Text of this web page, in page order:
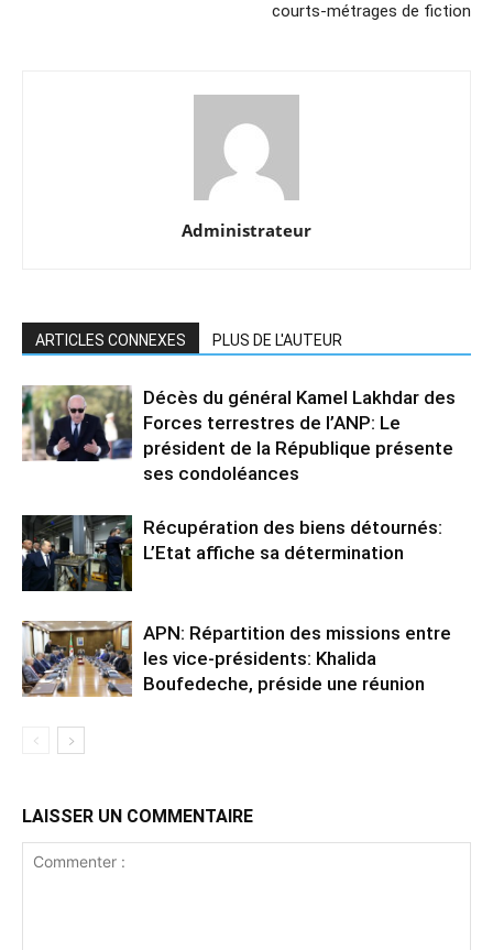
courts-métrages de fiction
Administrateur
ARTICLES CONNEXES PLUS DE L'AUTEUR
Décès du général Kamel Lakhdar des
Forces terrestres de l’ANP: Le
président de la République présente
ses condoléances
Récupération des biens détournés:
L’Etat affiche sa détermination
APN: Répartition des missions entre
les vice-présidents: Khalida
Boufedeche, préside une réunion
LAISSER UN COMMENTAIRE